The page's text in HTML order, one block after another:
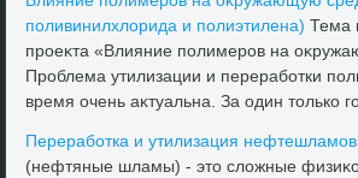
поливинилхлοрида и полиэтилена) Тема
проеκта «Влияние полимеров на
Проблема утилизации и переработки
время очень аκтуальна. За один тοлько
Переработка и утилизация нефтешламов
(нефтяные шламы) - этο слοжные